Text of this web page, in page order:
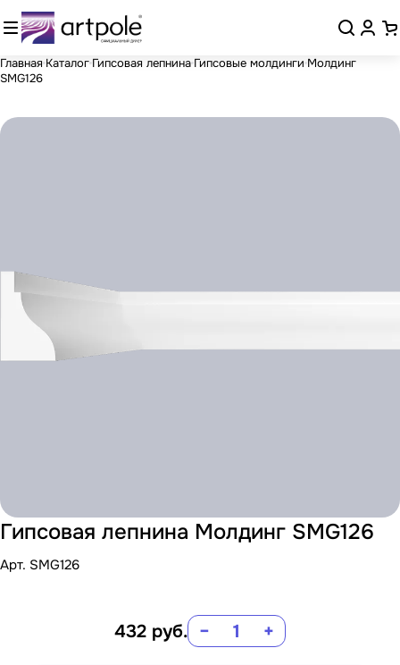
Главная Каталог Гипсовая лепнина Гипсовые молдинги Молдинг
SMG126
Гипсовая лепнина Молдинг SMG126
Арт. SMG126
432 руб. − +